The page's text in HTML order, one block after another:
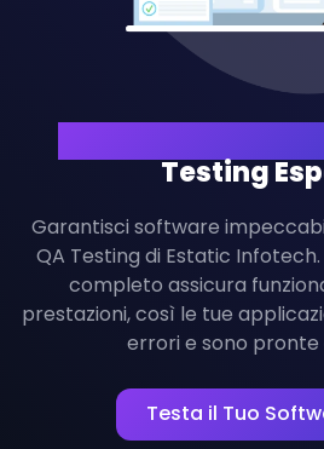
Testing
Garantisci software
QA Testing di Estatic
completo assicura
prestazioni, così le tue
errori e sono pronte
Testa il Tuo